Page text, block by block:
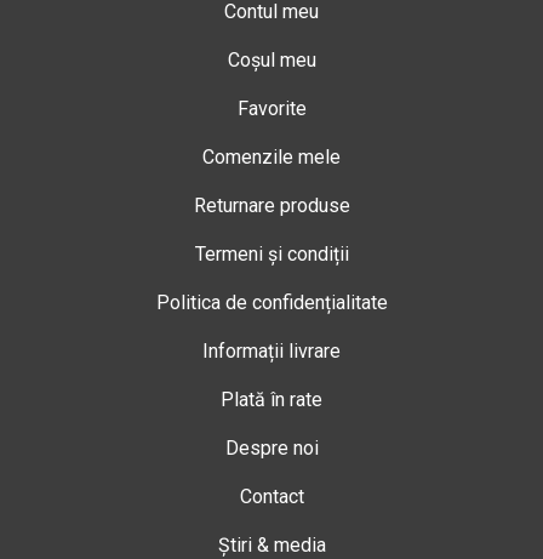
Contul meu
Coșul meu
Favorite
Comenzile mele
Returnare produse
Termeni și condiții
Politica de confidențialitate
Informații livrare
Plată în rate
Despre noi
Contact
Știri & media